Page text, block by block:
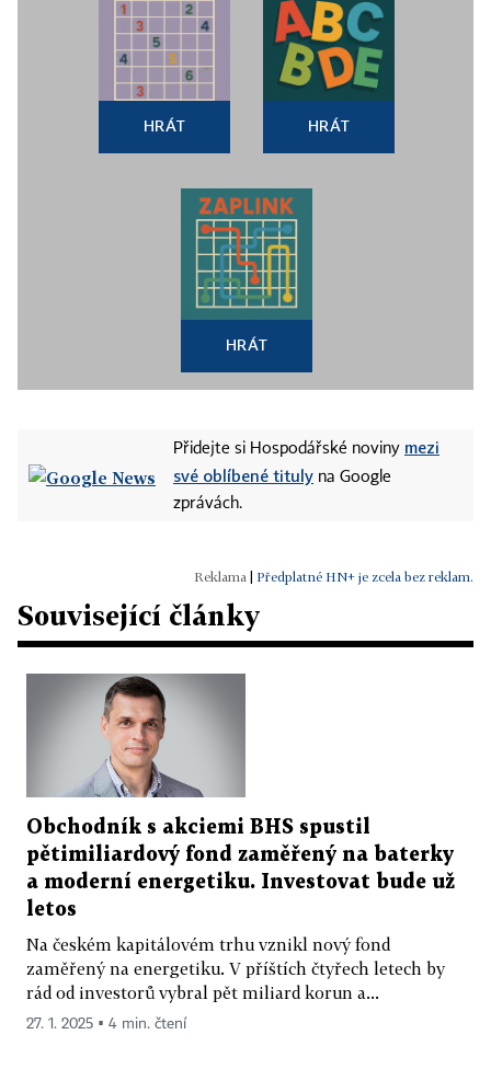
HRÁT HRÁT
HRÁT
Přidejte si Hospodářské noviny mezi
své oblíbené tituly na Google
zprávách.
Předplatné HN+ je zcela bez reklam.
Související články
Obchodník s akciemi BHS spustil
pětimiliardový fond zaměřený na baterky
a moderní energetiku. Investovat bude už
letos
Na českém kapitálovém trhu vznikl nový fond
zaměřený na energetiku. V příštích čtyřech letech by
rád od investorů vybral pět miliard korun a...
27. 1. 2025 ▪ 4 min. čtení